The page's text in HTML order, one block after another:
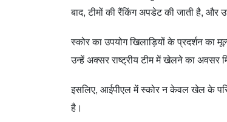
बाद, टीमों की रैंकिंग अपडेट की जाती है,
स्कोर का उपयोग खिलाड़ियों के प्रदर्शन का
उन्हें अक्सर राष्ट्रीय टीम में खेलने का अवसर
इसलिए, आईपीएल में स्कोर न केवल खेल के
है।